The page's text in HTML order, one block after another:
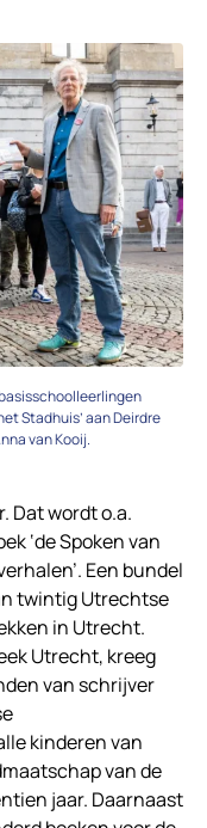
Stadhuis’ aan Deirdre
van Kooij.
Dat wordt o.a.
‘de Spoken van
Een bundel
twintig Utrechtse
in Utrecht.
Utrecht, kreeg
van schrijver
kinderen van
van de
jaar. Daarnaast